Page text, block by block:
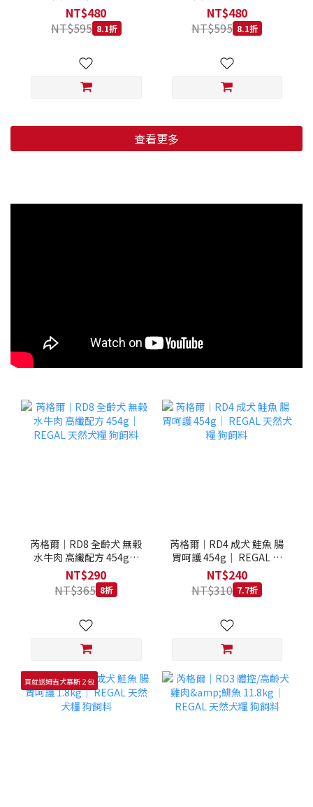
低穀鱈魚甜橙 小顆粒 800G
NT$480
NT$595 8.1折
羊肉藍莓 小顆粒 800G
NT$480
NT$595 8.1折
查看更多
芮格爾｜RD8 全齡犬 無榖
水牛肉 高纖配方 454g｜
REGAL 天然犬糧 狗飼料
NT$290
NT$365 8折
芮格爾｜RD4 成犬 鮭魚 腸
胃呵護 454g｜ REGAL 天
然犬糧 狗飼料
NT$240
NT$310 7.7折
買就送姆吉犬慕斯２包